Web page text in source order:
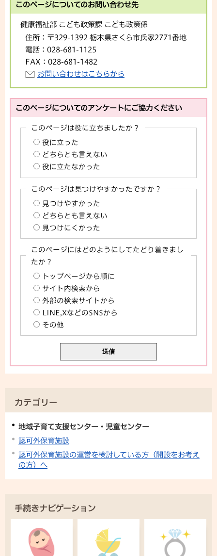
このページについてのお問い合わせ先
健康福祉部 こども政策課 こども政策係
住所： 〒329-1392 栃木県さくら市氏家2771番地
電話： 028-681-1125
FAX： 028-681-1482
お問い合わせはこちらから
このページについてのアンケートにご協力ください
このページは役に立ちましたか？
役に立った
どちらとも言えない
役に立たなかった
このページは見つけやすかったですか？
見つけやすかった
どちらとも言えない
見つけにくかった
このページにはどのようにしてたどり着きまし
たか？
トップページから順に
サイト内検索から
外部の検索サイトから
LINE,XなどのSNSから
その他
カテゴリー
地域子育て支援センター・児童センター
認可外保育施設
認可外保育施設の運営を検討している方（開設をお考え
の方）へ
手続きナビゲーション